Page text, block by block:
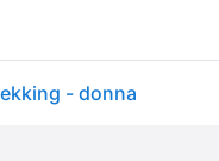
- donna